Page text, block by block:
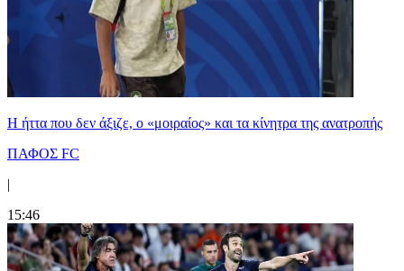
Η ήττα που δεν άξιζε, ο «μοιραίος» και τα κίνητρα της ανατροπής
ΠΑΦΟΣ FC
|
15:46